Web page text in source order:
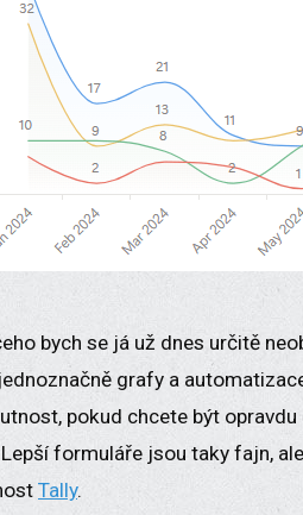
bych se já už dnes určitě
grafy a
pokud chcete být
formuláře jsou taky fajn,
Tally.